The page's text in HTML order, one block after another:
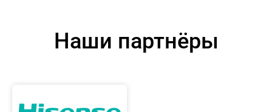
Наши партнёры